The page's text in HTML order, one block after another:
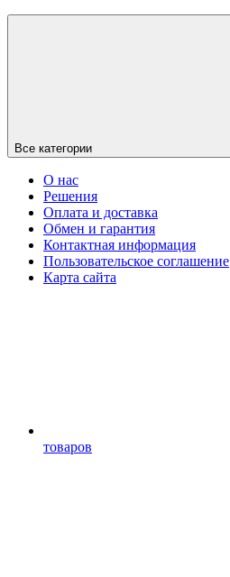
Все категории
О нас
Решения
Оплата и доставка
Обмен и гарантия
Контактная информация
Пользовательское соглашение
Карта сайта
товаров